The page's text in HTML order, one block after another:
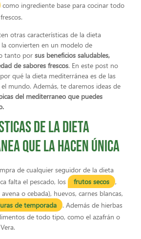
como ingrediente base para cocinar todo
otras características de la dieta
convierten en un modelo de
tanto por sus beneficios saludables,
de sabores frescos. En este post no
qué la dieta mediterránea es de las
mundo. Además, te daremos ideas de
del mediterraneo que puedes
de la dieta
que la hacen única
de cualquier seguidor de la dieta
falta el pescado, los
frutos secos
,
o cebada), huevos, carnes blancas,
de temporada
. Además de hierbas
de todo tipo, como el azafrán o